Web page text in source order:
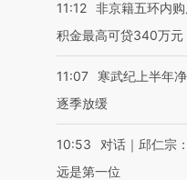
11:12 非京籍五环内
积金最高可贷340万元
11:07
寒武纪上半年
逐季放缓
10:53
对话｜邱仁宗
远是第一位